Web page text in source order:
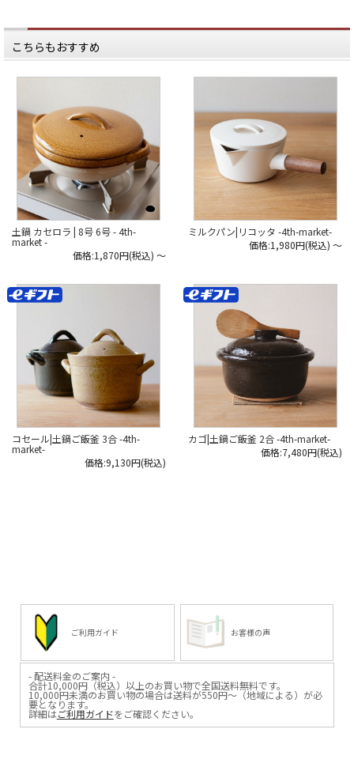
こちらもおすすめ
土鍋 カセロラ | 8号 6号 - 4th-
market -
価格:1,870円(税込) ～
ミルクパン|リコッタ -4th-market-
価格:1,980円(税込) ～
コセール|土鍋ご飯釜 3合 -4th-
market-
価格:9,130円(税込)
カゴ|土鍋ご飯釜 2合 -4th-market-
価格:7,480円(税込)
ご利用ガイド お客様の声
- 配送料金のご案内 -
合計10,000円（税込）以上のお買い物で全国送料無料です。
10,000円未満のお買い物の場合は送料が550円～（地域による）が必
要となります。
詳細はご利用ガイドをご確認ください。